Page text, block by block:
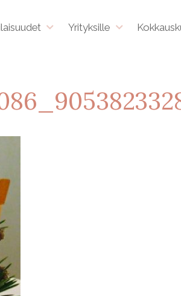
Yrityksille